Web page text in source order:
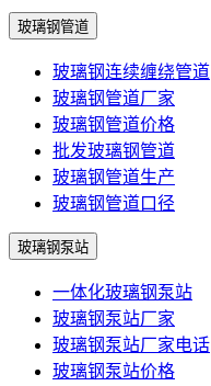
玻璃钢管道
玻璃钢连续缠绕管道
玻璃钢管道厂家
玻璃钢管道价格
批发玻璃钢管道
玻璃钢管道生产
玻璃钢管道口径
玻璃钢泵站
一体化玻璃钢泵站
玻璃钢泵站厂家
玻璃钢泵站厂家电话
玻璃钢泵站价格